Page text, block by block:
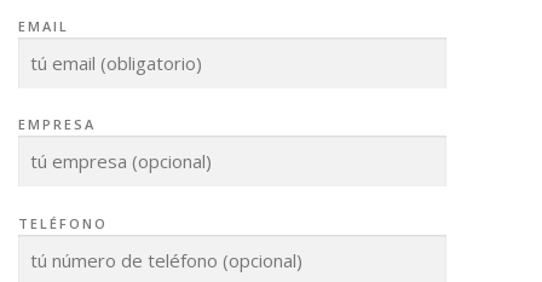
EMAIL
EMPRESA
TELÉFONO